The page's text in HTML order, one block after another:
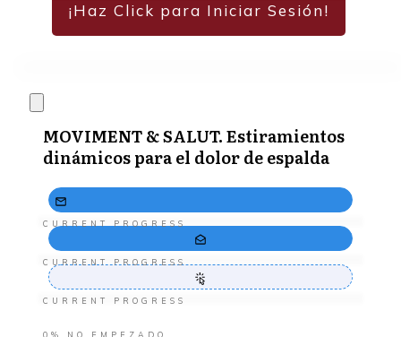
¡Haz Click para Iniciar Sesión!
MOVIMENT & SALUT. Estiramientos
dinámicos para el dolor de espalda
CURRENT PROGRESS
CURRENT PROGRESS
CURRENT PROGRESS
0% NO EMPEZADO